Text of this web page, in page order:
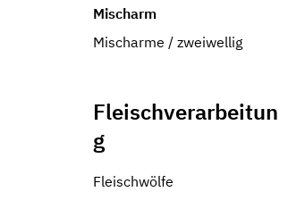
Mischarm
Mischarme / zweiwellig
Fleischverarbeitun
g
Fleischwölfe